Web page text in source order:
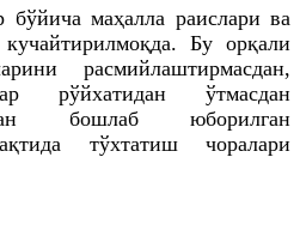
маҳалла раислари ва
Бу орқали
расмийлаштирмасдан,
рўйхатидан ўтмасдан
бошлаб юборилган
тўхтатиш чоралари